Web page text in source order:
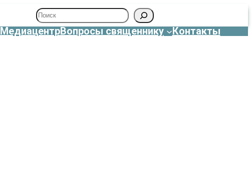
Поиск
МедиацентрВопросы священнику Контакты